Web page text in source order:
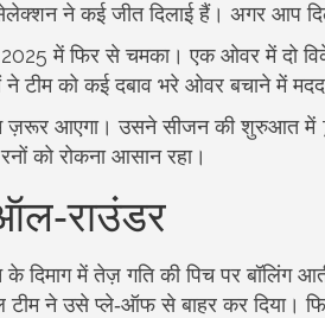
ने कई जीत दिलाई हैं। अगर आप
में फिर से चमका। एक ओवर में दो
टीम को कई दबाव भरे ओवर बचाने में
ज़रूर आएगा। उसने सीजन की शुरुआत में
को रोकना आसान रहा।
दिमाग में तेज़ गति की पिच पर बॉलिंग
टीम ने उसे प्ले‑ऑफ से बाहर कर दिया।